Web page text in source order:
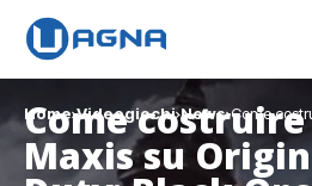
Home Videogiochi News Come
Call of
Come
Maxis su